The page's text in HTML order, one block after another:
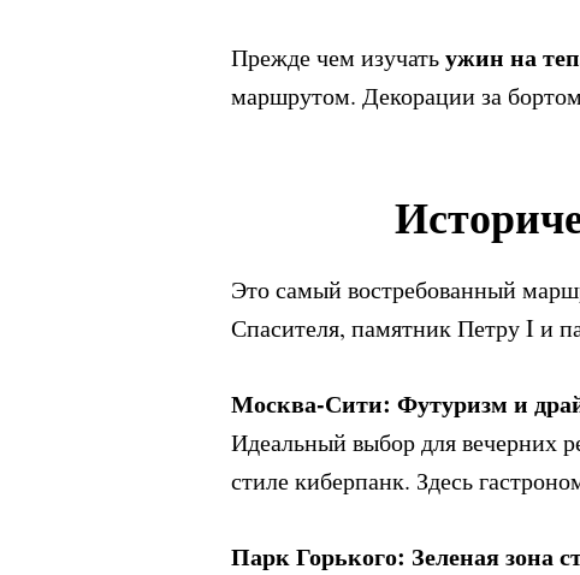
Прежде чем изучатьужин на
маршрутом. Декорации за
Это самый востребованный
Спасителя, памятник Петру I и
Москва-Сити: Футуризм и
Идеальный выбор для вечерних
стиле киберпанк. Здесь
Парк Горького: Зеленая зона